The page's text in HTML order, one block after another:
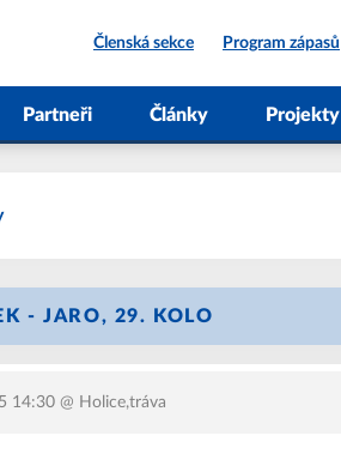
Členská sekce Program zápasů
Partneři Články Projekty
- JARO, 29. KOLO
14:30 @ Holice,tráva